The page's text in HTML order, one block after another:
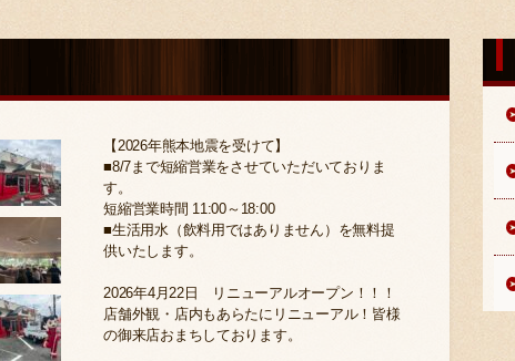
【2026年熊本地震を受けて】
■8/7まで短縮営業をさせていただいておりま
す。
短縮営業時間 11:00～18:00
■生活用水（飲料用ではありません）を無料提
供いたします。
2026年4月22日 リニューアルオープン！！！
店舗外観・店内もあらたにリニューアル！皆様
の御来店おまちしております。